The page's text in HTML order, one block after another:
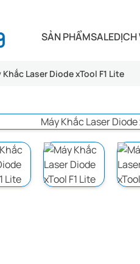
SẢN PHẨMSALEDỊCH
Khắc Laser Diode xTool F1 Lite